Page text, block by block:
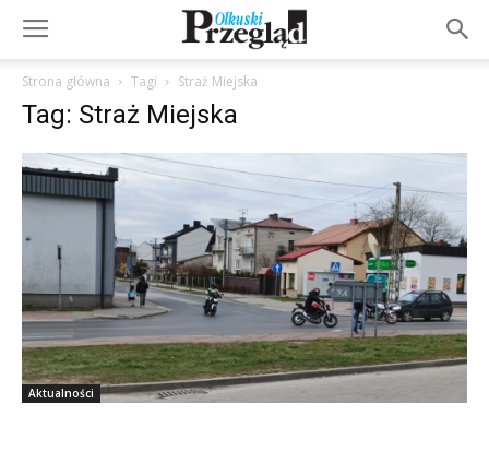
Strona główna Tagi Straż Miejska
Tag: Straż Miejska
Aktualności